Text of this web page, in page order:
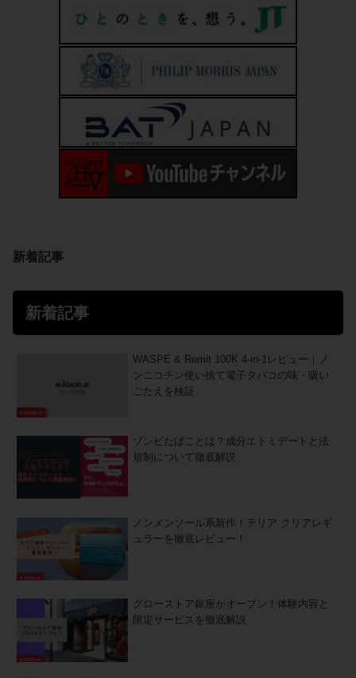
新着記事
新着記事
WASPE & Remit 100K 4-in-1レビュー｜ノ
ンニコチン使い捨て電子タバコの味・吸い
ごたえを検証
ゾンビたばことは？成分エトミデートと法
規制について徹底解説
ノンメンソール系新作！テリア クリアレギ
ュラーを徹底レビュー！
グローストア銀座がオープン！体験内容と
限定サービスを徹底解説